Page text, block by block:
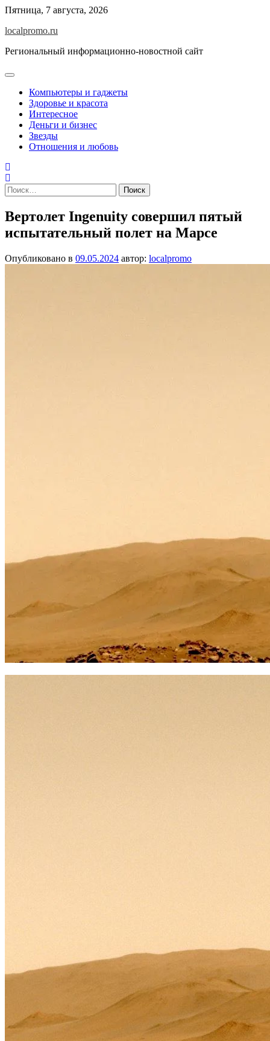
Перейти
содержимому
Пятница, 7 августа, 2026
localpromo.ru
Региональный информационно-новостной сайт
Компьютеры и гаджеты
Здоровье и красота
Интересное
Деньги и бизнес
Звезды
Отношения и любовь
Найти:
Вертолет Ingenuity совершил пятый
испытательный полет на Марсе
Опубликовано в 09.05.2024 автор: localpromo